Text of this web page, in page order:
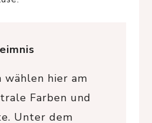
wählen hier am
Farben und
Unter dem